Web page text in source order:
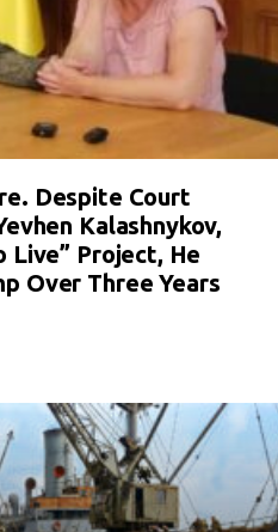
Despite Court
Kalashnykov,
Live” Project, He
Over Three Years